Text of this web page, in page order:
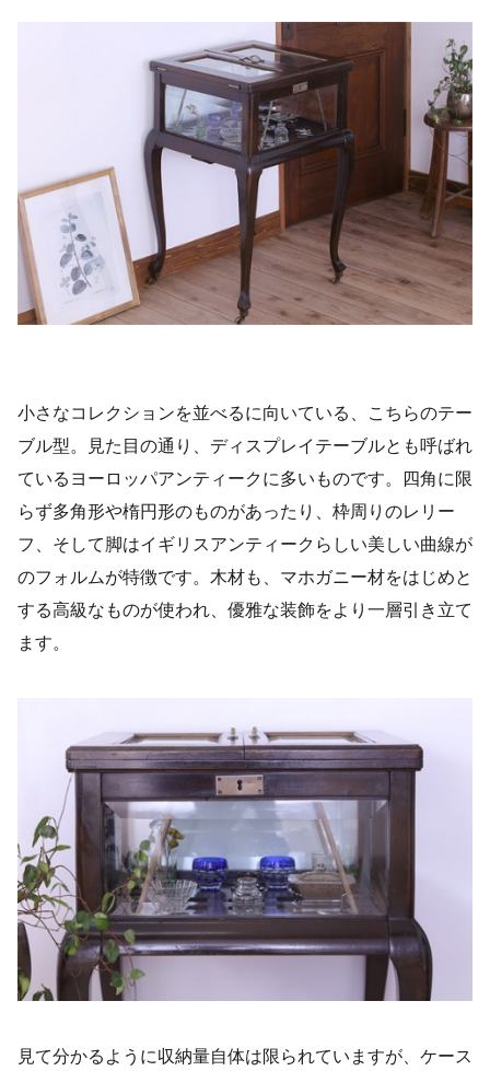
小さなコレクションを並べるに向いている、こちらのテー
ブル型。見た目の通り、ディスプレイテーブルとも呼ばれ
ているヨーロッパアンティークに多いものです。四角に限
らず多角形や楕円形のものがあったり、枠周りのレリー
フ、そして脚はイギリスアンティークらしい美しい曲線が
のフォルムが特徴です。木材も、マホガニー材をはじめと
する高級なものが使われ、優雅な装飾をより一層引き立て
ます。
見て分かるように収納量自体は限られていますが、ケース